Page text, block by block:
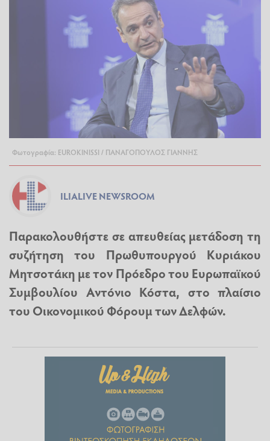
Φωτογραφία: EUROKINISSI / ΠΑΝΑΓΟΠΟΥΛΟΣ ΓΙΑΝΝΗΣ
ILIALIVE NEWSROOM
Παρακολουθήστε σε απευθείας μετάδοση τη
συζήτηση του Πρωθυπουργού Κυριάκου
Μητσοτάκη με τον Πρόεδρο του Ευρωπαϊκού
Συμβουλίου Αντόνιο Κόστα, στο πλαίσιο
του Οικονομικού Φόρουμ των Δελφών.